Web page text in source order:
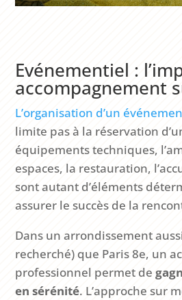
Evénementiel :
accompagnement
L’organisation d’un
limite pas à la réservation
équipements techniques,
espaces, la restauration,
sont autant d’éléments
assurer le succès de la
Dans un arrondissement
recherché) que Paris 8e, un
professionnel permet de
en sérénité. L’approche sur